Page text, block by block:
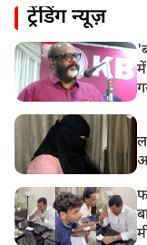
पाकिस्तान के कब्जे
8:50 AM
बसपा के इकलौते
आज बलिया में होगा
ट्रेंडिंग न्यूज़